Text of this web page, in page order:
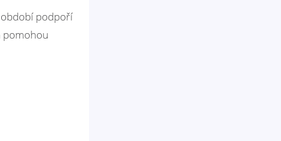
období podpoří
pomohou